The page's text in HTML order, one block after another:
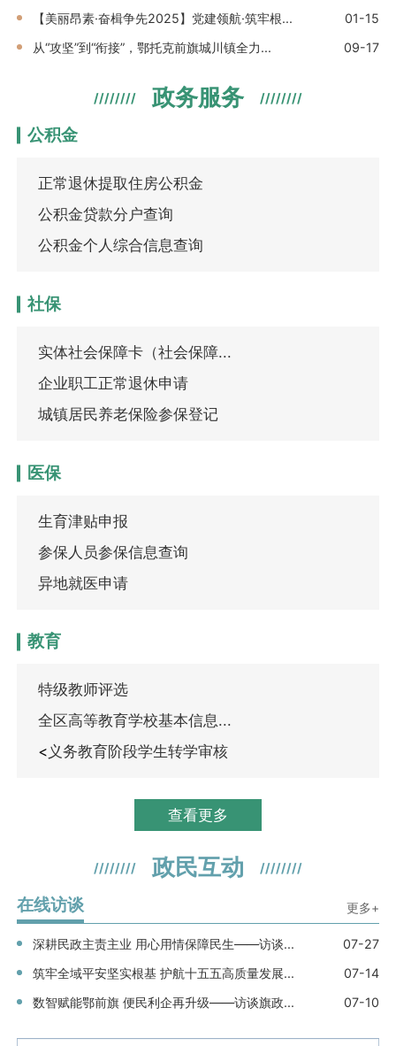
【美丽昂素·奋楫争先2025】党建领航·筑牢根...
01-15
从“攻坚”到“衔接”，鄂托克前旗城川镇全力...
09-17
//////// 政务服务 ////////
公积金
正常退休提取住房公积金
公积金贷款分户查询
公积金个人综合信息查询
社保
实体社会保障卡（社会保障...
企业职工正常退休申请
城镇居民养老保险参保登记
医保
生育津贴申报
参保人员参保信息查询
异地就医申请
教育
特级教师评选
全区高等教育学校基本信息...
< 义务教育阶段学生转学审核
查看更多
//////// 政民互动 ////////
在线访谈 更多+
深耕民政主责主业 用心用情保障民生——访谈...
07-27
筑牢全域平安坚实根基 护航十五五高质量发展...
07-14
数智赋能鄂前旗 便民利企再升级——访谈旗政...
07-10